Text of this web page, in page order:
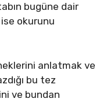
bugüne dair
ise okurunu
anlatmak ve
bu tez
ve bundan